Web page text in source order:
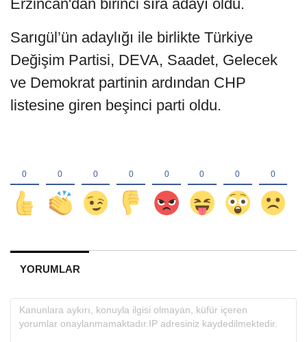
Erzincan'dan birinci sıra adayı oldu.
Sarıgül’ün adaylığı ile birlikte Türkiye
Değişim Partisi, DEVA, Saadet, Gelecek
ve Demokrat partinin ardından CHP
listesine giren beşinci parti oldu.
YORUMLAR